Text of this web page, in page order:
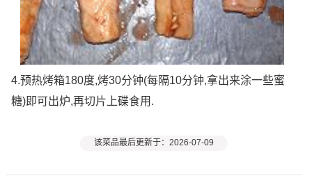
4.预热烤箱180度,烤30分钟(每隔10分钟,拿出来涂一些蜜
糖)即可出炉,再切片上碟食用.
该菜品最后更新于：2026-07-09